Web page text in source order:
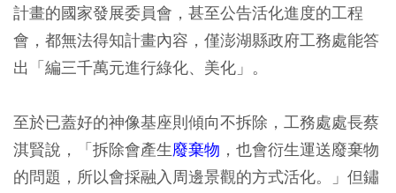
計畫的國家發展委員會，甚至公告活化進度的工程
會，都無法得知計畫內容，僅澎湖縣政府工務處能答
出「編三千萬元進行綠化、美化」。
至於已蓋好的神像基座則傾向不拆除，工務處處長蔡
淇賢說，「拆除會產生廢棄物 ，也會衍生運送廢棄物
的問題，所以會採融入周邊景觀的方式活化。」但鏽